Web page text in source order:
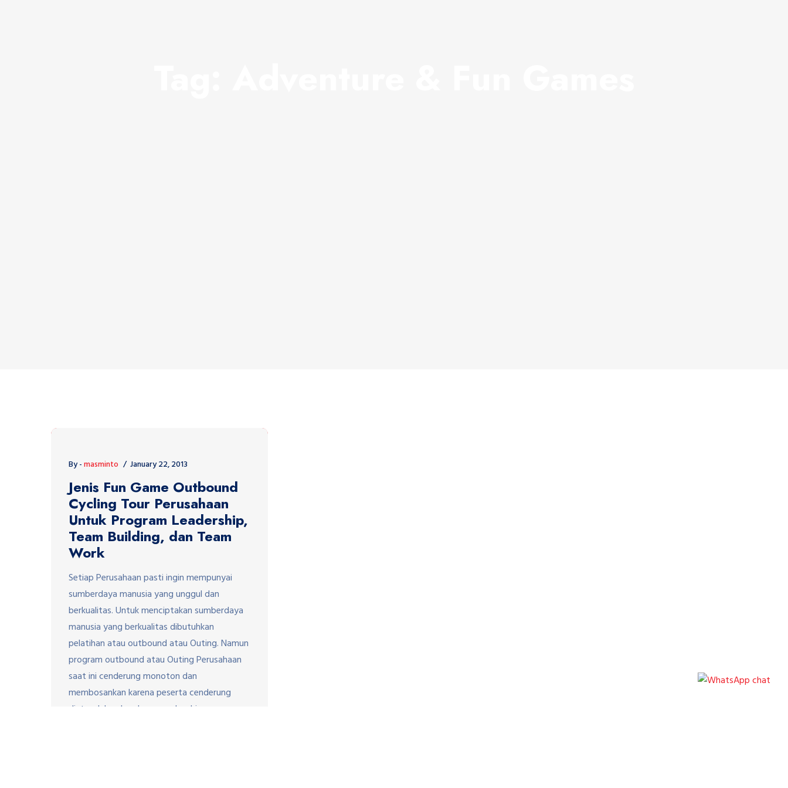
By -masminto January 22, 2013
Jenis Fun Game Outbound
Cycling Tour Perusahaan
Untuk Program Leadership,
Team Building, dan Team
Work
Setiap Perusahaan pasti ingin mempunyai
sumberdaya manusia yang unggul dan
berkualitas. Untuk menciptakan sumberdaya
manusia yang berkualitas dibutuhkan
pelatihan atau outbound atau Outing. Namun
program outbound atau Outing Perusahaan
saat ini cenderung monoton dan
membosankan karena peserta cenderung
diatur dalam keadaan capek sehingga pesan